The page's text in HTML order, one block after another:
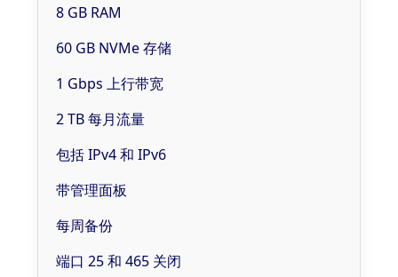
8 GB RAM
60 GB NVMe 存储
1 Gbps 上行带宽
2 TB 每月流量
包括 IPv4 和 IPv6
带管理面板
每周备份
端口 25 和 465 关闭